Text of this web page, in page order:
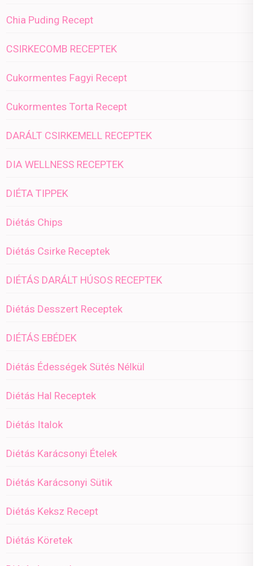
Chia Puding Recept
CSIRKECOMB RECEPTEK
Cukormentes Fagyi Recept
Cukormentes Torta Recept
DARÁLT CSIRKEMELL RECEPTEK
DIA WELLNESS RECEPTEK
DIÉTA TIPPEK
Diétás Chips
Diétás Csirke Receptek
DIÉTÁS DARÁLT HÚSOS RECEPTEK
Diétás Desszert Receptek
DIÉTÁS EBÉDEK
Diétás Édességek Sütés Nélkül
Diétás Hal Receptek
Diétás Italok
Diétás Karácsonyi Ételek
Diétás Karácsonyi Sütik
Diétás Keksz Recept
Diétás Köretek